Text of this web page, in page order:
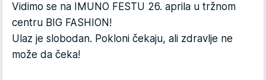
Vidimo se na IMUNO FESTU 26. aprila u tržnom
centru BIG FASHION!
Ulaz je slobodan. Pokloni čekaju, ali zdravlje ne
može da čeka!